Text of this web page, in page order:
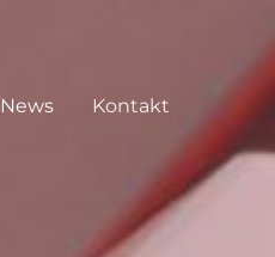
News Kontakt